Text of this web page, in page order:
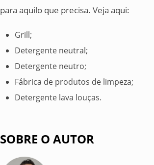
para aquilo que precisa. Veja aqui:
Grill;
Detergente neutral;
Detergente neutro;
Fábrica de produtos de limpeza;
Detergente lava louças.
SOBRE O AUTOR